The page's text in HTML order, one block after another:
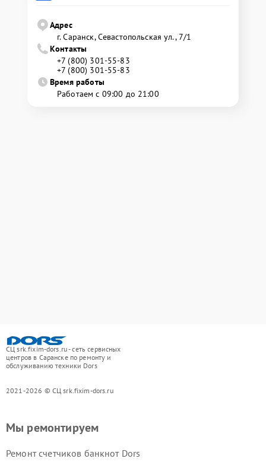
Адрес
г. Саранск, Севастопольская ул., 7/1
Контакты
+7 (800) 301-55-83
+7 (800) 301-55-83
Время работы
Работаем с 09:00 до 21:00
СЦ srk.fixim-dors.ru - сеть сервисных
центров в Саранске по ремонту и
обслуживанию техники Dors
2021-2026 © СЦ srk.fixim-dors.ru
Мы ремонтируем
Ремонт счетчиков банкнот Dors